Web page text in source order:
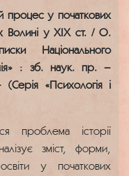
у початкових
Волині у ХІХ ст. / О.
Національного
: зб. наук. пр. –
«Психологія і
проблема історії
зміст, форми,
у початкових